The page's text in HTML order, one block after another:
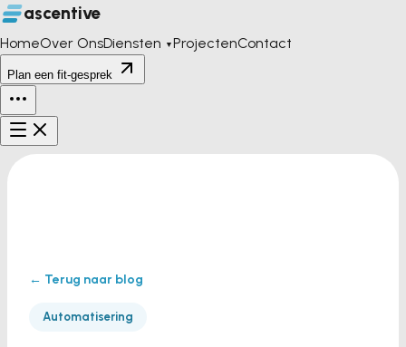
ascentive
HomeOver OnsDiensten ▼ProjectenContact
Plan een fit-gesprek
← Terug naar blog
Automatisering